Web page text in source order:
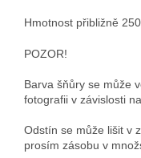
Hmotnost přibližně
POZOR!
Barva šňůry se může
fotografii v závislosti
Odstín se může lišit v
prosím zásobu v